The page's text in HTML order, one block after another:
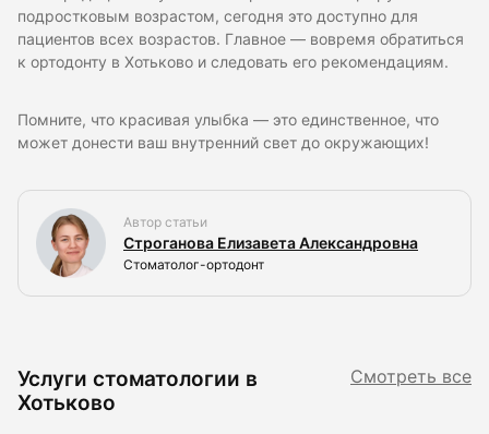
подростковым возрастом, сегодня это доступно для
пациентов всех возрастов. Главное — вовремя обратиться
к ортодонту в Хотьково и следовать его рекомендациям.
Помните, что красивая улыбка — это единственное, что
может донести ваш внутренний свет до окружающих!
Автор статьи
Строганова Елизавета Александровна
Стоматолог-ортодонт
Услуги стоматологии в
Хотьково
Смотреть все